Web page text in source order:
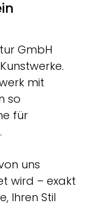
GmbH
mit
so
für
uns
wird – exakt
Ihren Stil